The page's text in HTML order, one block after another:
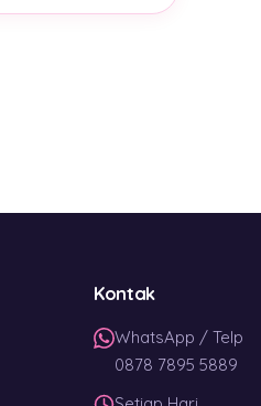
Kontak
WhatsApp / Telp
0878 7895 5889